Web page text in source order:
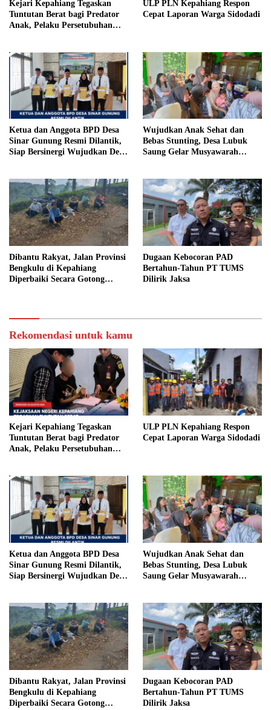
Kejari Kepahiang Tegaskan
Tuntutan Berat bagi Predator
Anak, Pelaku Persetubuhan
Penjara
ULP PLN Kepahiang Respon
Cepat Laporan Warga Sidodadi
Ketua dan Anggota BPD Desa
Sinar Gunung Resmi Dilantik,
Siap Bersinergi Wujudkan Desa
Wujudkan Anak Sehat dan
Bebas Stunting, Desa Lubuk
Saung Gelar Musyawarah
Dibantu Rakyat, Jalan Provinsi
Bengkulu di Kepahiang
Diperbaiki Secara Gotong
Dugaan Kebocoran PAD
Bertahun-Tahun PT TUMS
Dilirik Jaksa
Rekomendasi untuk kamu
Kejari Kepahiang Tegaskan
Tuntutan Berat bagi Predator
Anak, Pelaku Persetubuhan
Penjara
ULP PLN Kepahiang Respon
Cepat Laporan Warga Sidodadi
Ketua dan Anggota BPD Desa
Sinar Gunung Resmi Dilantik,
Siap Bersinergi Wujudkan Desa
Wujudkan Anak Sehat dan
Bebas Stunting, Desa Lubuk
Saung Gelar Musyawarah
Dibantu Rakyat, Jalan Provinsi
Bengkulu di Kepahiang
Diperbaiki Secara Gotong
Dugaan Kebocoran PAD
Bertahun-Tahun PT TUMS
Dilirik Jaksa